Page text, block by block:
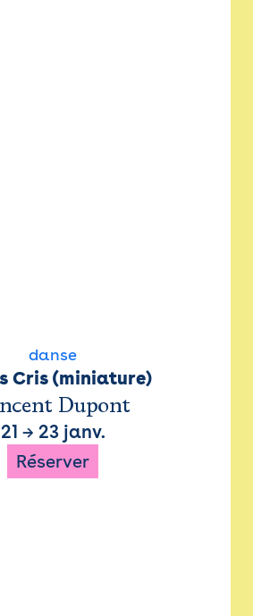
danse
Cris (miniature)
Dupont
21 → 23 janv.
Réserver